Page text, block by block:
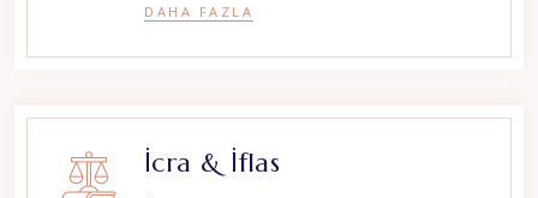
DAHA FAZLA
İcra & İflas